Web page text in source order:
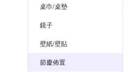
桌巾/桌墊
鏡子
壁紙/壁貼
節慶佈置